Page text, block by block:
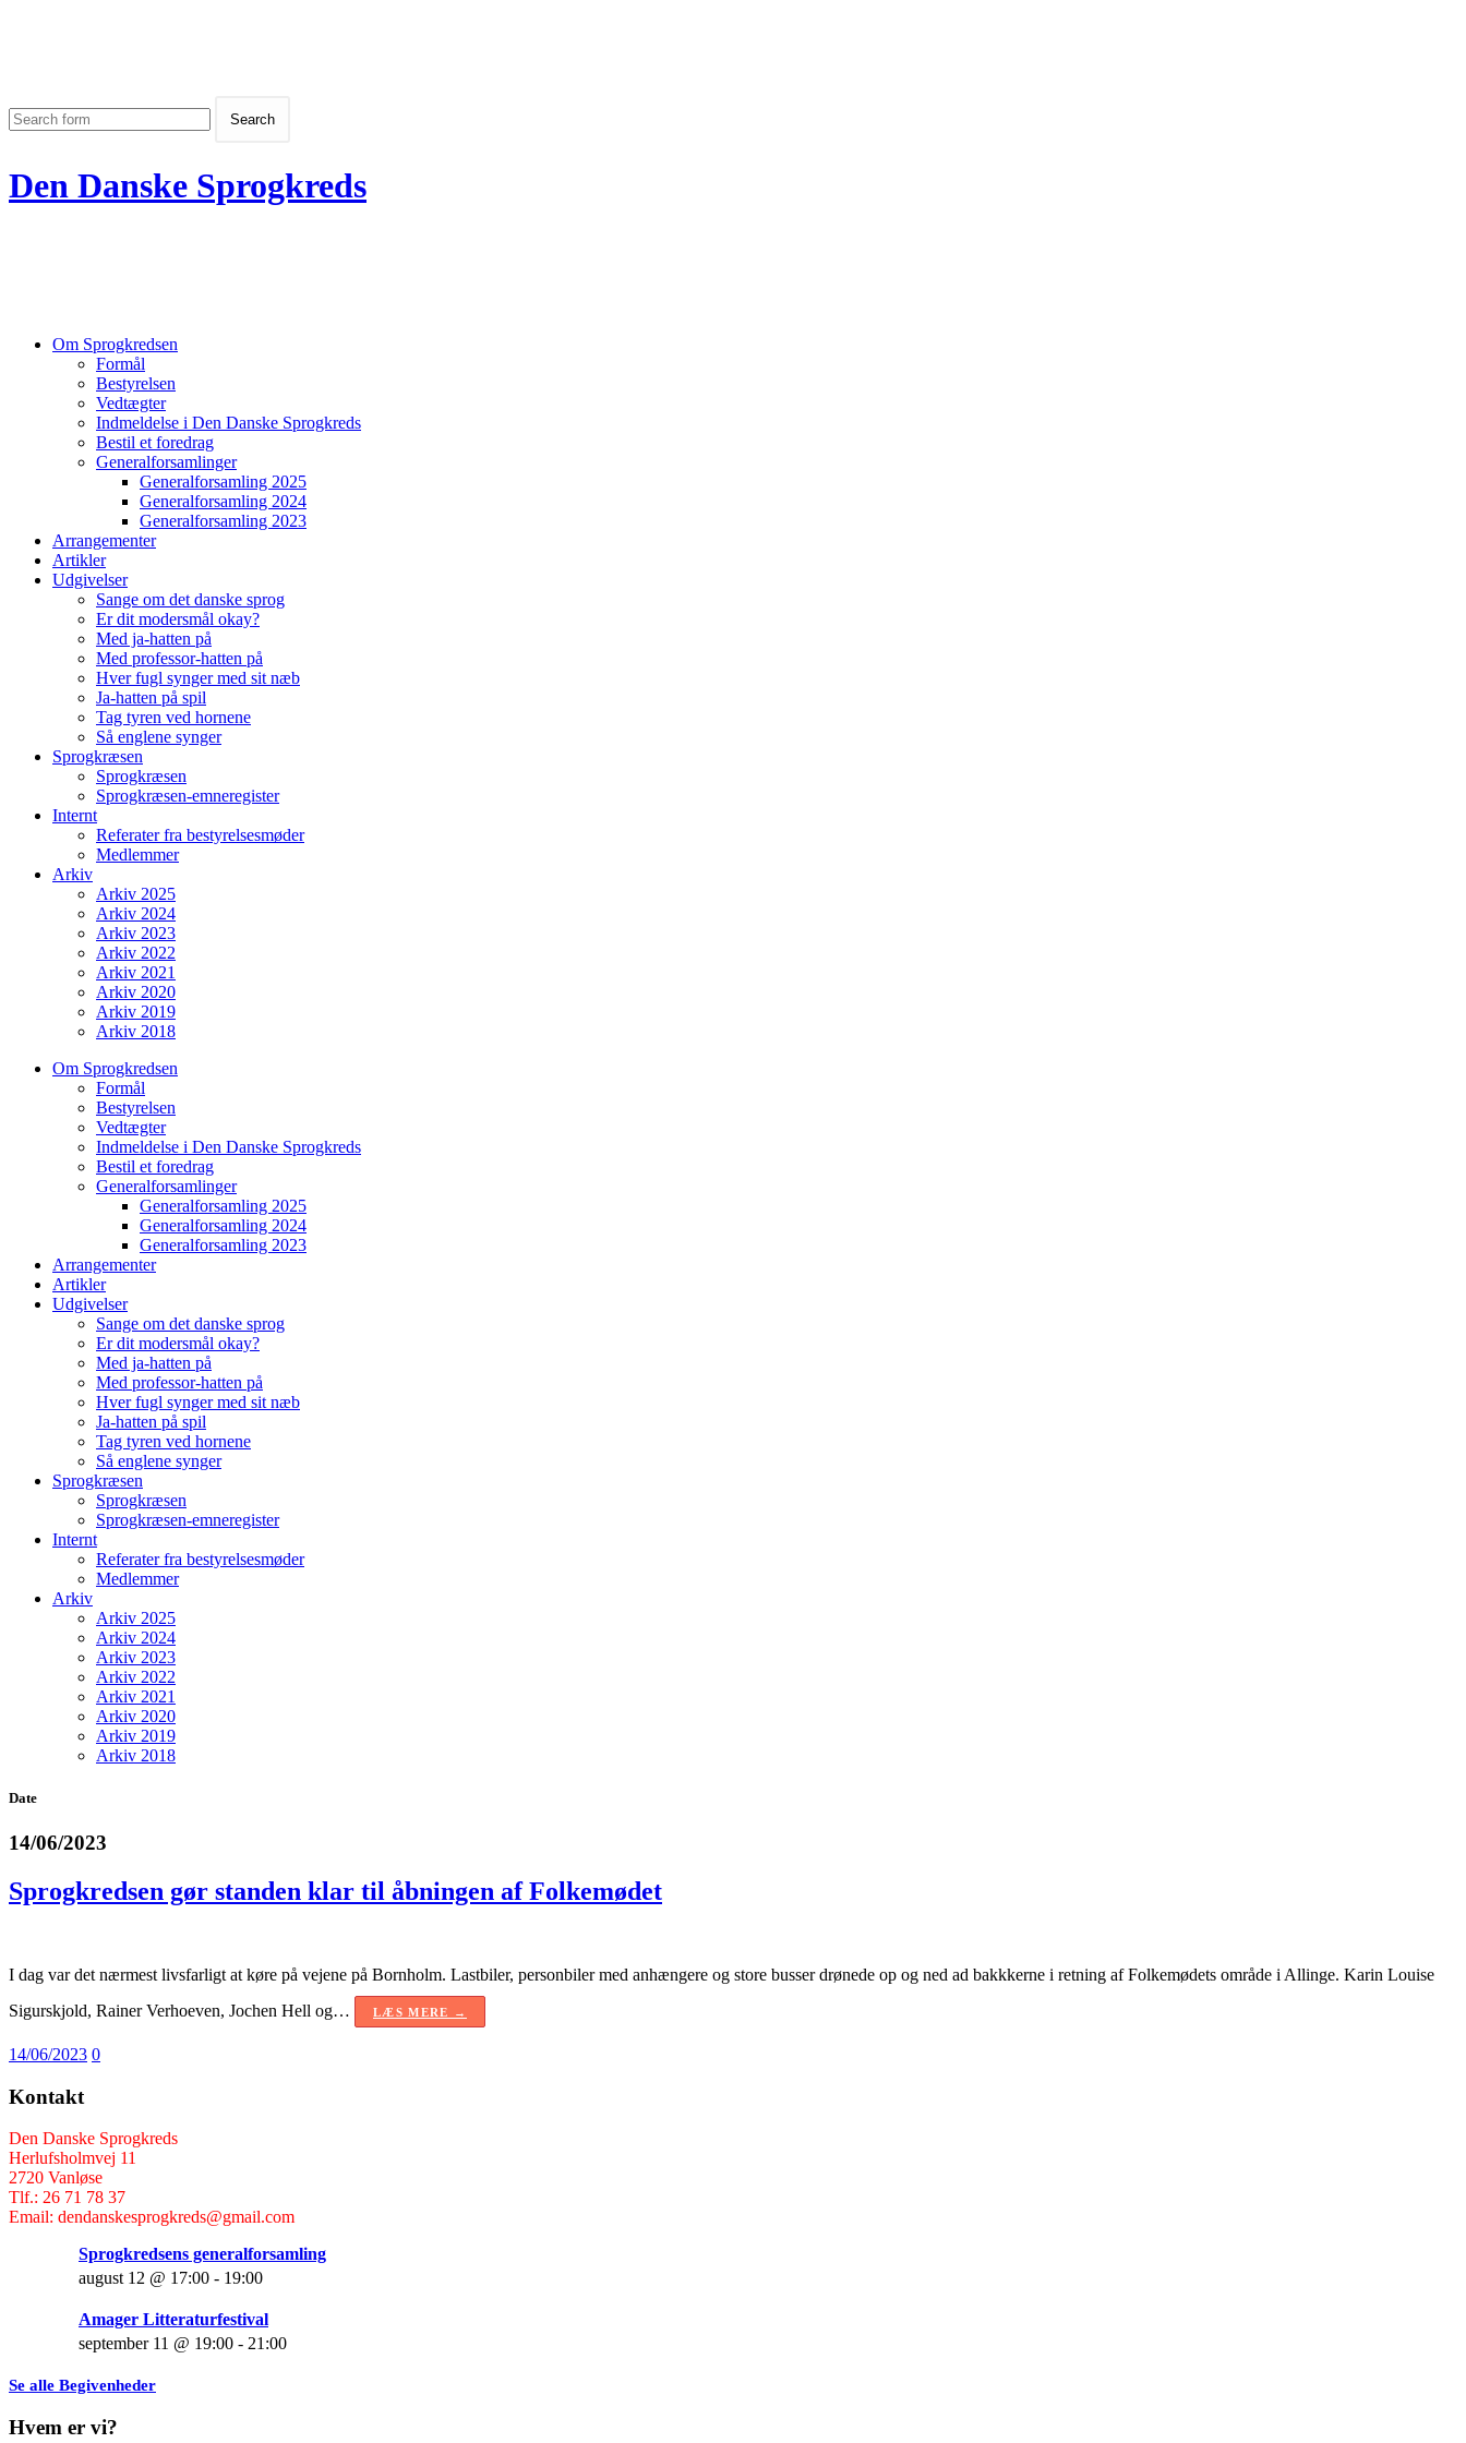
Den Danske Sprogkreds
Om Sprogkredsen
Formål
Bestyrelsen
Vedtægter
Indmeldelse i Den Danske Sprogkreds
Bestil et foredrag
Generalforsamlinger
Generalforsamling 2025
Generalforsamling 2024
Generalforsamling 2023
Arrangementer
Artikler
Udgivelser
Sange om det danske sprog
Er dit modersmål okay?
Med ja-hatten på
Med professor-hatten på
Hver fugl synger med sit næb
Ja-hatten på spil
Tag tyren ved hornene
Så englene synger
Sprogkræsen
Sprogkræsen
Sprogkræsen-emneregister
Internt
Referater fra bestyrelsesmøder
Medlemmer
Arkiv
Arkiv 2025
Arkiv 2024
Arkiv 2023
Arkiv 2022
Arkiv 2021
Arkiv 2020
Arkiv 2019
Arkiv 2018
Om Sprogkredsen
Formål
Bestyrelsen
Vedtægter
Indmeldelse i Den Danske Sprogkreds
Bestil et foredrag
Generalforsamlinger
Generalforsamling 2025
Generalforsamling 2024
Generalforsamling 2023
Arrangementer
Artikler
Udgivelser
Sange om det danske sprog
Er dit modersmål okay?
Med ja-hatten på
Med professor-hatten på
Hver fugl synger med sit næb
Ja-hatten på spil
Tag tyren ved hornene
Så englene synger
Sprogkræsen
Sprogkræsen
Sprogkræsen-emneregister
Internt
Referater fra bestyrelsesmøder
Medlemmer
Arkiv
Arkiv 2025
Arkiv 2024
Arkiv 2023
Arkiv 2022
Arkiv 2021
Arkiv 2020
Arkiv 2019
Arkiv 2018
Date
14/06/2023
Sprogkredsen gør standen klar til åbningen af Folkemødet
I dag var det nærmest livsfarligt at køre på vejene på Bornholm. Lastbiler, personbiler med anhængere og store busser drønede op og ned ad bakkkerne i retning af Folkemødets område i Allinge. Karin Louise
Sigurskjold, Rainer Verhoeven, Jochen Hell og…
LÆS MERE →
14/06/2023 0
Kontakt
Den Danske Sprogkreds
Herlufsholmvej 11
2720 Vanløse
Tlf.: 26 71 78 37
Email: dendanskesprogkreds@gmail.com
Sprogkredsens generalforsamling
august 12 @ 17:00 - 19:00
Amager Litteraturfestival
september 11 @ 19:00 - 21:00
Se alle Begivenheder
Hvem er vi?